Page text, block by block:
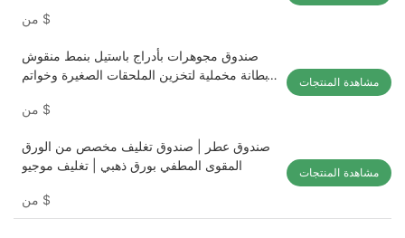
$
صندوق مجوهرات بأدراج باستيل بنمط منقوش
وبطانة مخملية لتخزين الملحقات الصغيرة وخواتم
$
مشاهدة المنتجات
صندوق عطر | صندوق تغليف مخصص من الورق
المقوى المطفي بورق ذهبي | تغليف موجيو
$
مشاهدة المنتجات